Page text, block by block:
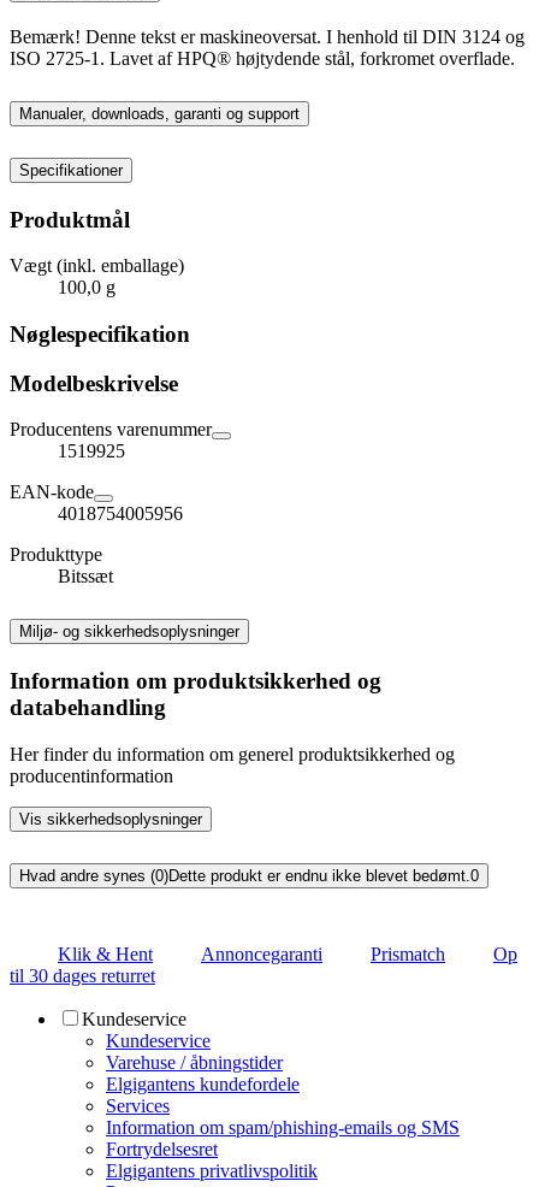
Bemærk! Denne tekst er maskineoversat. I henhold til DIN 3124 og
ISO 2725-1. Lavet af HPQ® højtydende stål, forkromet overflade.
Manualer, downloads, garanti og support
Specifikationer
Produktmål
Vægt (inkl. emballage)
100,0 g
Nøglespecifikation
Modelbeskrivelse
Producentens varenummer
1519925
EAN-kode
4018754005956
Produkttype
Bitssæt
Miljø- og sikkerhedsoplysninger
Information om produktsikkerhed og
databehandling
Her finder du information om generel produktsikkerhed og
producentinformation
Vis sikkerhedsoplysninger
Hvad andre synes (0)Dette produkt er endnu ikke blevet bedømt. 0
Klik & Hent Annoncegaranti Prismatch
Op
til 30 dages returret
Kundeservice
Kundeservice
Varehuse / åbningstider
Elgigantens kundefordele
Services
Information om spam/phishing-emails og SMS
Fortrydelsesret
Elgigantens privatlivspolitik